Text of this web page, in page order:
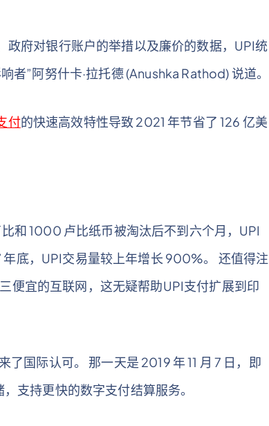
政府对银行账户的举措以及廉价的数据，UPI统
”阿努什卡·拉托德 (Anushka Rathod) 说道。
付的快速高效特性导致 2021 年节省了 126 亿美
和 1000 卢比纸币被淘汰后不到六个月，UPI
底，UPI交易量较上年增长 900%。 还值得注
宜的互联网，这无疑帮助UPI支付扩展到印
国际认可。 那一天是 2019 年 11 月 7 日，即
支持更快的数字支付结算服务。